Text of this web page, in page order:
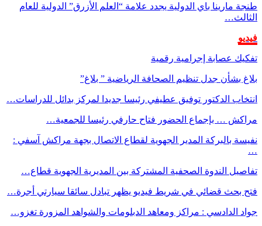
طنجة مارينا باي الدولية يجدد علامة “العلم الأزرق” الدولية للعام
الثالث…
فيديو
تفكيك عصابة إجرامية رقمية
بلاغ بشأن جدل تنظيم الصحافة الرياضية ” بلاغ”
انتخاب الدكتور توفيق عطيفي رئيسا جديدا لمركز بدائل للدراسات…
مراكش … بإجماع الحضور فتاح حارفي رئيسا للجمعية…
نفيسة بالبركة المدير الجهوية لقطاع الاتصال بجهة مراكش آسفي :
…
تفاصيل الندوة الصحفية المشتركة بين المديرية الجهوية قطاع…
فتح بحث قضائي في شريط فيديو يظهر تبادل سائقا سيارتي أجرة…
جواد الدادسي : مراكز ومعاهد الدبلومات والشواهد المزورة تغزو…